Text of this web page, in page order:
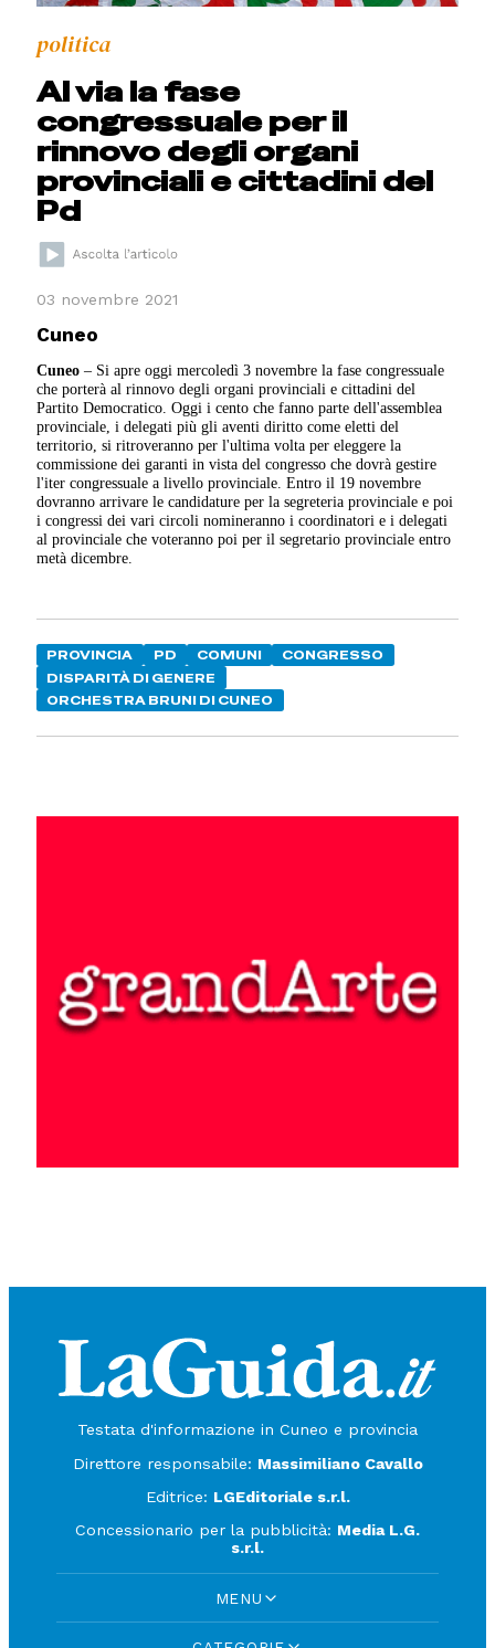
politica
Al via la fase
congressuale per il
rinnovo degli organi
provinciali e cittadini del
Pd
03 novembre 2021
Cuneo
Cuneo – Si apre oggi mercoledì 3 novembre la fase congressuale
che porterà al rinnovo degli organi provinciali e cittadini del
Partito Democratico. Oggi i cento che fanno parte dell'assemblea
provinciale, i delegati più gli aventi diritto come eletti del
territorio, si ritroveranno per l'ultima volta per eleggere la
commissione dei garanti in vista del congresso che dovrà gestire
l'iter congressuale a livello provinciale. Entro il 19 novembre
dovranno arrivare le candidature per la segreteria provinciale e poi
i congressi dei vari circoli nomineranno i coordinatori e i delegati
al provinciale che voteranno poi per il segretario provinciale entro
metà dicembre.
PROVINCIA PD COMUNI
CONGRESSO
DISPARITÀ DI GENERE
ORCHESTRA BRUNI DI CUNEO
Testata d'informazione in Cuneo e provincia
Direttore responsabile: Massimiliano Cavallo
Editrice: LGEditoriale s.r.l.
Concessionario per la pubblicità: Media L.G.
s.r.l.
MENU